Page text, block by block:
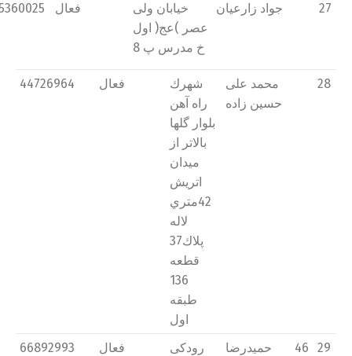
فعال
خیابان ولی
عصر )عج( اول
خ مدرس پ 8
جواد زارعیان 27
44726964 فعال
شهرك
راه آهن
بلوار گلها
بالاتر از
میدان
اتريش
42متري
لاله
پلاك37
قطعه
136
طبقه
اول
محمد علی
حسین زاده
28
66892993 فعال
رودكی
حمیدرضا
46 29